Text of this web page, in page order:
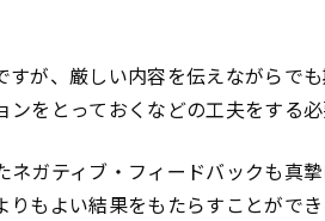
が、厳しい内容を伝えながらで
をとっておくなどの工夫をする必
ガティブ・フィードバックも真
もよい結果をもたらすことがで